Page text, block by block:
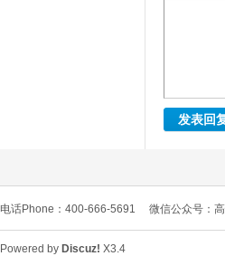
发表回
电话Phone：400-666-5691 微信公众号：
Powered by Discuz! X3.4